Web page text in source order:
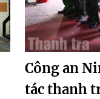
Công an
tác thanh